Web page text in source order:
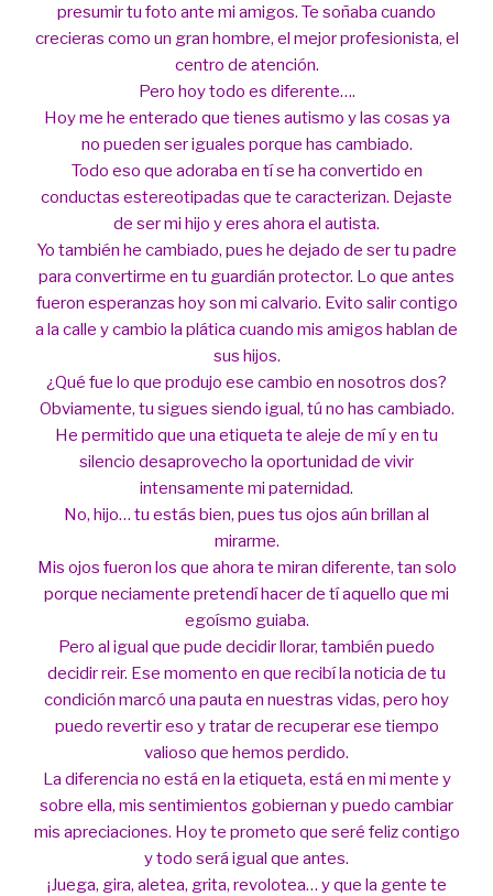
presumir tu foto ante mi amigos. Te soñaba cuando
crecieras como un gran hombre, el mejor profesionista, el
centro de atención.
Pero hoy todo es diferente….
Hoy me he enterado que tienes autismo y las cosas ya
no pueden ser iguales porque has cambiado.
Todo eso que adoraba en tí se ha convertido en
conductas estereotipadas que te caracterizan. Dejaste
de ser mi hijo y eres ahora el autista.
Yo también he cambiado, pues he dejado de ser tu padre
para convertirme en tu guardián protector. Lo que antes
fueron esperanzas hoy son mi calvario. Evito salir contigo
a la calle y cambio la plática cuando mis amigos hablan de
sus hijos.
¿Qué fue lo que produjo ese cambio en nosotros dos?
Obviamente, tu sigues siendo igual, tú no has cambiado.
He permitido que una etiqueta te aleje de mí y en tu
silencio desaprovecho la oportunidad de vivir
intensamente mi paternidad.
No, hijo… tu estás bien, pues tus ojos aún brillan al
mirarme.
Mis ojos fueron los que ahora te miran diferente, tan solo
porque neciamente pretendí hacer de tí aquello que mi
egoísmo guiaba.
Pero al igual que pude decidir llorar, también puedo
decidir reir. Ese momento en que recibí la noticia de tu
condición marcó una pauta en nuestras vidas, pero hoy
puedo revertir eso y tratar de recuperar ese tiempo
valioso que hemos perdido.
La diferencia no está en la etiqueta, está en mi mente y
sobre ella, mis sentimientos gobiernan y puedo cambiar
mis apreciaciones. Hoy te prometo que seré feliz contigo
y todo será igual que antes.
¡Juega, gira, aletea, grita, revolotea… y que la gente te